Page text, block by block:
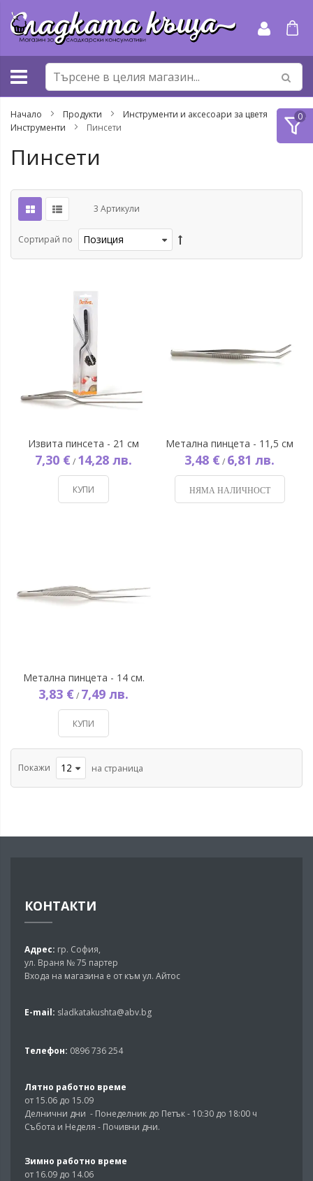
към
съдържанието
Начало Продукти
Инструменти и аксесоари за цветя
Инструменти
Пинсети
Пинсети
3 Артикули
Сортирай по
Извита пинсета - 21 см
7,30 € / 14,28 лв.
КУПИ
Метална пинцета - 11,5 см
3,48 € / 6,81 лв.
НЯМА НАЛИЧНОСТ
Метална пинцета - 14 см.
3,83 € / 7,49 лв.
КУПИ
Покажи на страница
КОНТАКТИ
Адрес: гр. София,
ул. Враня № 75 партер
Входа на магазина е от към ул. Айтос
E-mail: sladkatakushta@abv.bg
Телефон: 0896 736 254
Лятно работно време
от 15.06 до 15.09
Делнични дни - Понеделник до Петък - 10:30 до 18:00 ч
Събота и Неделя - Почивни дни.
Зимно работно време
от 16.09 до 14.06